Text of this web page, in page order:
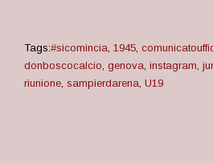
Tags:#sicomincia 1945
donboscocalcio genova instagram
riunione sampierdarena U19